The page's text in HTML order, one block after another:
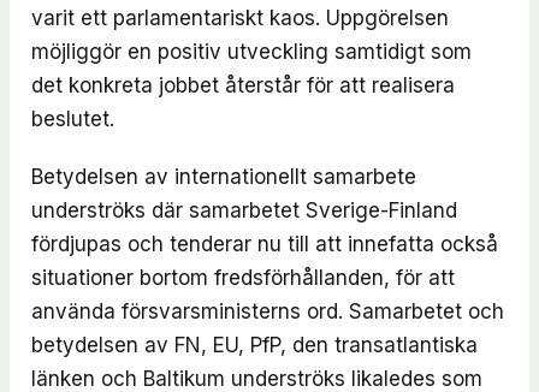
varit ett parlamentariskt kaos. Uppgörelsen
möjliggör en positiv utveckling samtidigt som
det konkreta jobbet återstår för att realisera
beslutet.
Betydelsen av internationellt samarbete
underströks där samarbetet Sverige-Finland
fördjupas och tenderar nu till att innefatta också
situationer bortom fredsförhållanden, för att
använda försvarsministerns ord. Samarbetet och
betydelsen av FN, EU, PfP, den transatlantiska
länken och Baltikum underströks likaledes som